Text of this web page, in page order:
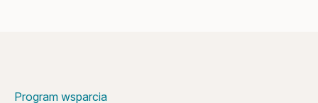
Program wsparcia